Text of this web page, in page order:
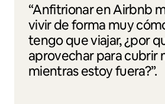
“Anfitrionar en Airbnb
vivir de forma muy
tengo que viajar, ¿por
aprovechar para cubrir
mientras estoy fuera?”.